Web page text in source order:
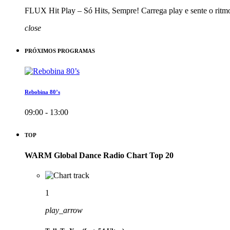
FLUX Hit Play – Só Hits, Sempre! Carrega play e sente o
close
PRÓXIMOS PROGRAMAS
Rebobina 80’s
09:00 - 13:00
TOP
WARM Global Dance Radio Chart Top 20
1
play_arrow